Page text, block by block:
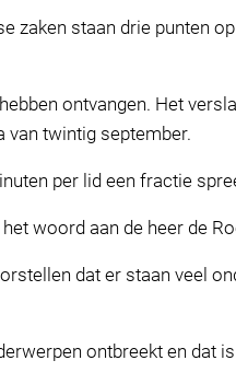
zaken staan drie punten
ontvangen. Het
van twintig september.
per lid een fractie
woord aan de heer de
dat er staan veel
ontbreekt en dat